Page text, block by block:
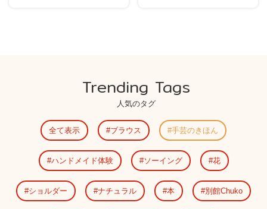
Trending Tags
人気のタグ
全て表示 ブラウス 手芸のきほん
ハンドメイド体験 ソーイング 花
ショルダー ナチュラル 本 別館Chuko